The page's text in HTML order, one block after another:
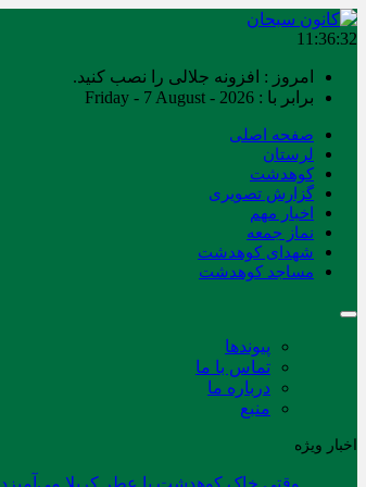
11:36:33
امروز : افزونه جلالی را نصب کنید.
برابر با : Friday - 7 August - 2026
صفحه اصلی
لرستان
کوهدشت
گزارش تصویری
اخبار مهم
نماز جمعه
شهدای کوهدشت
مساجد کوهدشت
پیوندها
تماس با ما
درباره ما
منبع
اخبار ویژه
وقتی خاک کوهدشت با عطر کربلا می‌آمیزد